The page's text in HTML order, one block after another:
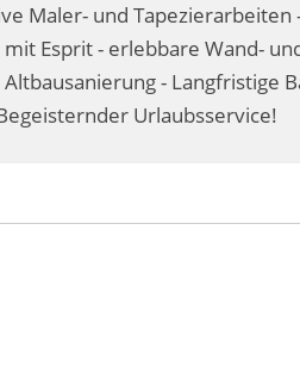
Maler- und
Esprit - erlebbare Wand-
- Langfristige
Urlaubsservice!